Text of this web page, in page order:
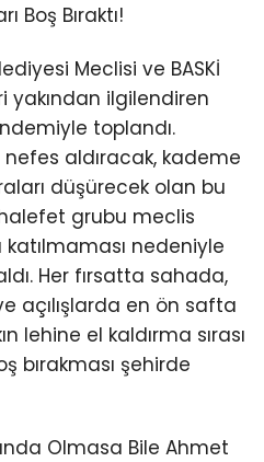
Boş Bıraktı!
Meclisi ve BASKİ
yakından ilgilendiren
toplandı.
aldıracak, kademe
düşürecek olan bu
grubu meclis
nedeniyle
Her fırsatta sahada,
açılışlarda en ön safta
lehine el kaldırma sırası
bırakması şehirde
Olmasa Bile Ahmet